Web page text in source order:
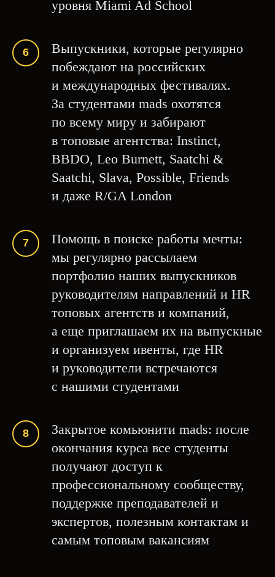
уровня Miami Ad School
Выпускники, которые регулярно
побеждают на российских
и международных фестивалях.
За студентами mads охотятся
по всему миру и забирают
в топовые агентства: Instinct,
BBDO, Leo Burnett, Saatchi &
Saatchi, Slava, Possible, Friends
и даже R/GA London
Помощь в поиске работы мечты:
мы регулярно рассылаем
портфолио наших выпускников
руководителям направлений и HR
топовых агентств и компаний,
а еще приглашаем их на выпускные
и организуем ивенты, где HR
и руководители встречаются
с нашими студентами
Закрытое комьюнити mads: после
окончания курса все студенты
получают доступ к
профессиональному сообществу,
поддержке преподавателей и
экспертов, полезным контактам и
самым топовым вакансиям